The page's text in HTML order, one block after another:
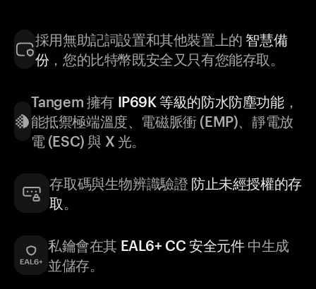
採用無助記詞設置和其他裝置上的 智慧備
份，您的比特幣既安全又只有您能存取。
Tangem 擁有 IP69K 等級的防水防塵功能，
能抵禦極端溫度、電磁脈衝 (EMP)、靜電放
電 (ESC) 與 X 光。
存取碼與生物辨識驗證 防止未經授權的存
取 。
私鑰會在其 EAL6+ CC 安全元件中生成
並儲存。